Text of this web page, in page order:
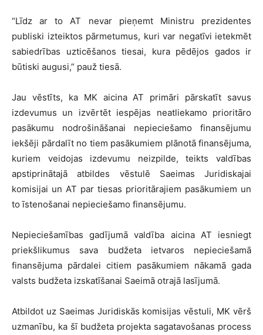
“Līdz ar to AT nevar pieņemt Ministru prezidentes
publiski izteiktos pārmetumus, kuri var negatīvi ietekmēt
sabiedrības uzticēšanos tiesai, kura pēdējos gados ir
būtiski augusi,” pauž tiesā.
Jau vēstīts, ka MK aicina AT primāri pārskatīt savus
izdevumus un izvērtēt iespējas neatliekamo prioritāro
pasākumu nodrošināšanai nepieciešamo finansējumu
iekšēji pārdalīt no tiem pasākumiem plānotā finansējuma,
kuriem veidojas izdevumu neizpilde, teikts valdības
apstiprinātajā atbildes vēstulē Saeimas Juridiskajai
komisijai un AT par tiesas prioritārajiem pasākumiem un
to īstenošanai nepieciešamo finansējumu.
Nepieciešamības gadījumā valdība aicina AT iesniegt
priekšlikumus sava budžeta ietvaros nepieciešamā
finansējuma pārdalei citiem pasākumiem nākamā gada
valsts budžeta izskatīšanai Saeimā otrajā lasījumā.
Atbildot uz Saeimas Juridiskās komisijas vēstuli, MK vērš
uzmanību, ka šī budžeta projekta sagatavošanas process